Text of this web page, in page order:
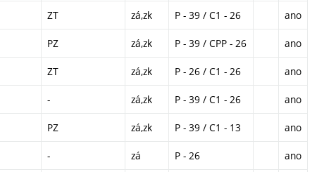
ZT zá,zk P - 39 / C1 - 26 ano
PZ zá,zk P - 39 / CPP - 26 ano
ZT zá,zk P - 26 / C1 - 26 ano
- zá,zk P - 39 / C1 - 26 ano
PZ zá,zk P - 39 / C1 - 13 ano
- zá P - 26 ano